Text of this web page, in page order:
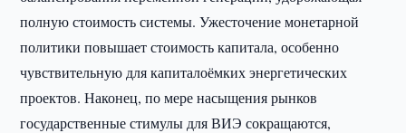
полную стоимость системы. Ужесточение монетарной
политики повышает стоимость капитала, особенно
чувствительную для капиталоёмких энергетических
проектов. Наконец, по мере насыщения рынков
государственные стимулы для ВИЭ сокращаются,